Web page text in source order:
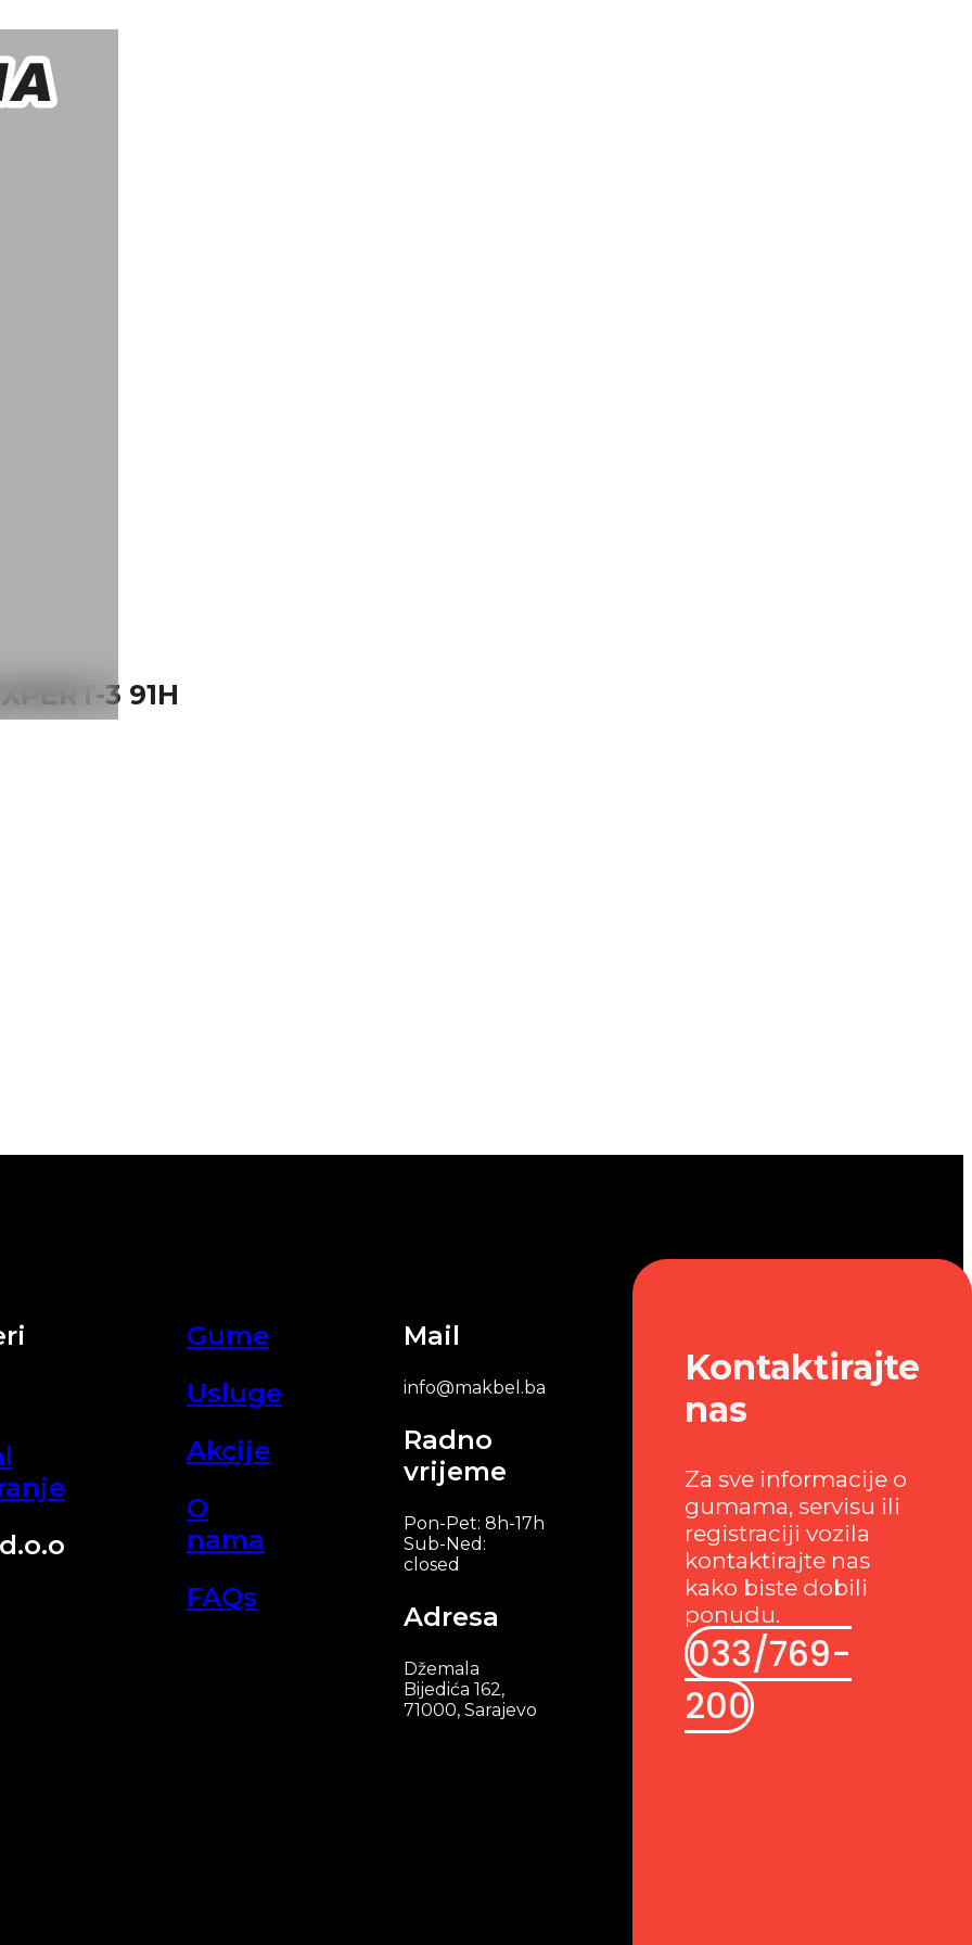
3 91H
Gume
Usluge
Akcije
O
nama
FAQs
Mail
info@makbel.ba
Radno
vrijeme
Pon-Pet: 8h-17h
Sub-Ned:
closed
Adresa
Džemala
Bijedića 162,
71000, Sarajevo
Kontaktirajte
nas
Za sve informacije o
gumama, servisu ili
registraciji vozila
kontaktirajte nas
kako biste dobili
ponudu.
033/769-
200